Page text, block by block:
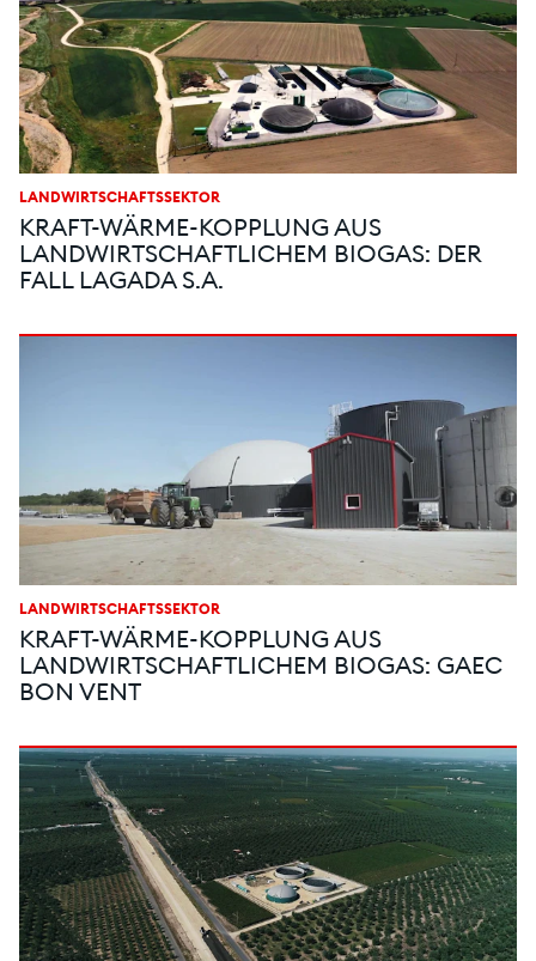
LANDWIRTSCHAFTSSEKTOR
KRAFT-WÄRME-KOPPLUNG AUS
LANDWIRTSCHAFTLICHEM BIOGAS: DER
FALL LAGADA S.A.
LANDWIRTSCHAFTSSEKTOR
KRAFT-WÄRME-KOPPLUNG AUS
LANDWIRTSCHAFTLICHEM BIOGAS: GAEC
BON VENT